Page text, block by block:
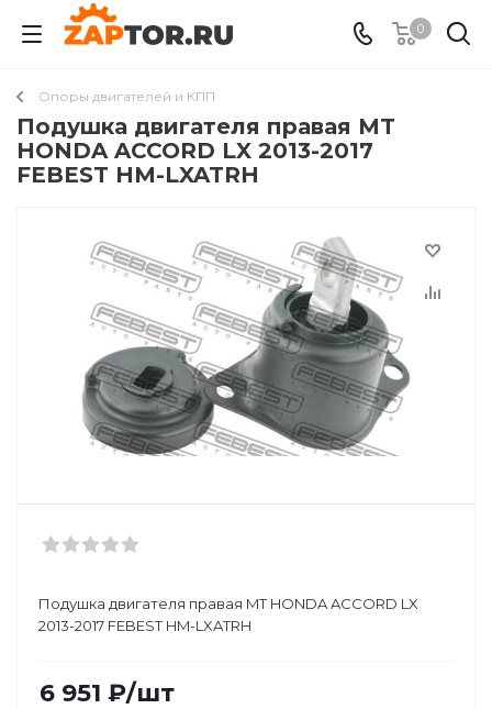
0
Опоры двигателей и КПП
Подушка двигателя правая MT
HONDA ACCORD LX 2013-2017
FEBEST HM-LXATRH
Подушка двигателя правая MT HONDA ACCORD LX
2013-2017 FEBEST HM-LXATRH
6 951 ₽/шт